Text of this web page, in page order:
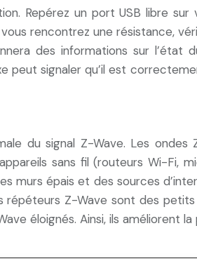
Repérez un port USB libre sur
rencontrez une résistance,
des informations sur l’état
peut signaler qu’il est
du signal Z-Wave. Les ondes
sans fil (routeurs Wi-Fi,
murs épais et des sources
répéteurs Z-Wave sont des
éloignés. Ainsi, ils améliorent